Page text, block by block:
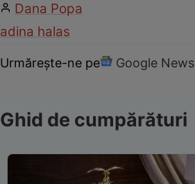
Dana Popa
adina halas
Urmărește-ne pe Google News
Ghid de cumpărături